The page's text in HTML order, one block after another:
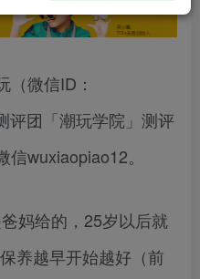
微信ID：
评团「潮玩学院」测评
wuxiaopiao12。
妈给的，25岁以后就
养越早开始越好（前